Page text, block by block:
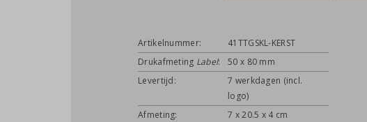
Artikelnummer:
41TTGSKL-KERST
Drukafmeting Label:
50 x 80 mm
Levertijd:
7 werkdagen (incl.
logo)
Afmeting:
7 x 20.5 x 4 cm